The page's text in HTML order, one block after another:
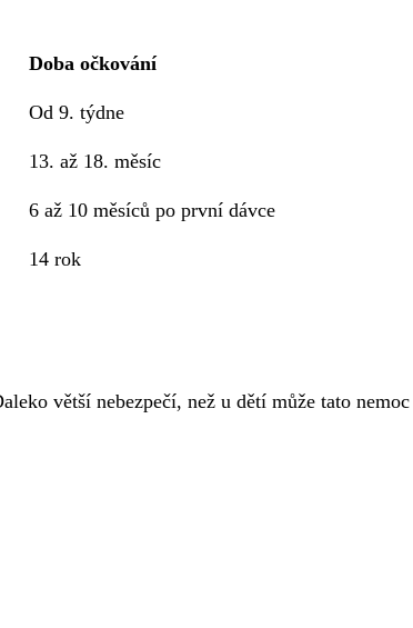
Doba očkování
Od 9. týdne
13. až 18. měsíc
6 až 10 měsíců po první dávce
14 rok
větší nebezpečí, než u dětí může tato